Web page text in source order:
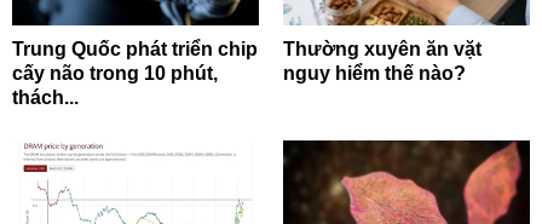
Trung Quốc phát triển chip
cấy não trong 10 phút,
thách...
Thường xuyên ăn vặt
nguy hiểm thế nào?